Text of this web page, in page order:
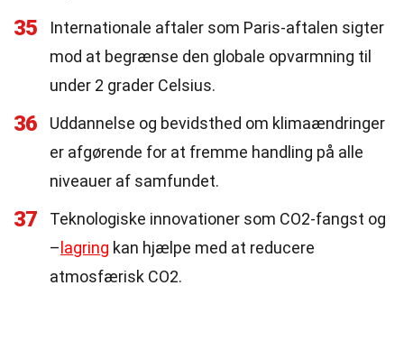
35
Internationale aftaler som Paris-aftalen sigter
mod at begrænse den globale opvarmning til
under 2 grader Celsius.
36
Uddannelse og bevidsthed om klimaændringer
er afgørende for at fremme handling på alle
niveauer af samfundet.
37
Teknologiske innovationer som CO2-fangst og
– lagring kan hjælpe med at reducere
atmosfærisk CO2.